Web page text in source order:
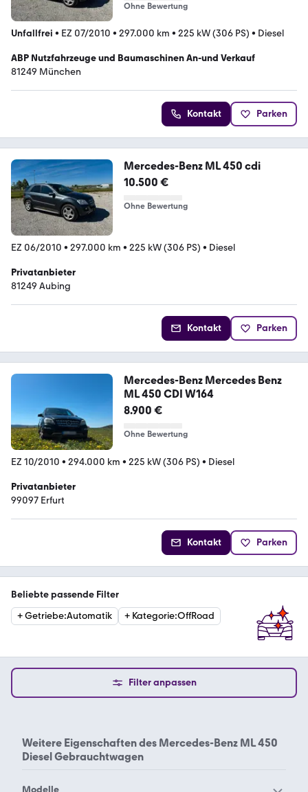
Ohne Bewertung
Unfallfrei • EZ 07/2010 • 297.000 km • 225 kW (306 PS) • Diesel
ABP Nutzfahrzeuge und Baumaschinen An-und Verkauf
81249 München
Kontakt Parken
Mercedes-Benz ML 450 cdi
10.500 €
Ohne Bewertung
EZ 06/2010 • 297.000 km • 225 kW (306 PS) • Diesel
Privatanbieter
81249 Aubing
Kontakt Parken
Mercedes-Benz Mercedes Benz
ML 450 CDI W164
8.900 €
Ohne Bewertung
EZ 10/2010 • 294.000 km • 225 kW (306 PS) • Diesel
Privatanbieter
99097 Erfurt
Kontakt Parken
Beliebte passende Filter
+Getriebe:Automatik + Kategorie:OffRoad
Filter anpassen
Weitere Eigenschaften des Mercedes-Benz ML 450
Diesel Gebrauchtwagen